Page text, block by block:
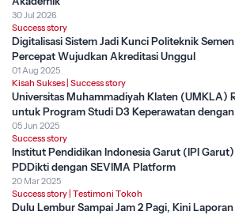
30 Jul 2026
Success story
Digitalisasi Sistem Jadi Kunci Politeknik
Percepat Wujudkan Akreditasi Unggul
01 Aug 2025
Kisah Sukses Success story
Universitas Muhammadiyah Klaten (UMKLA)
untuk Program Studi D3 Keperawatan
05 Jun 2025
Success story
Institut Pendidikan Indonesia Garut (IPI
PDDikti dengan SEVIMA Platform
20 Mar 2025
Success story Testimoni Tokoh
Dulu Lembur Sampai Jam 2 Pagi, Kini